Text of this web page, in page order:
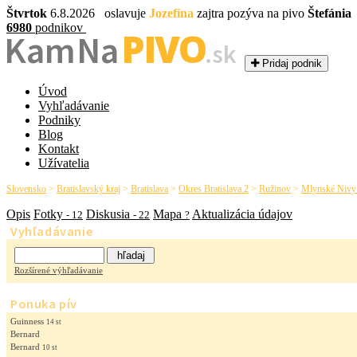
Štvrtok 6.8.2026 oslavuje Jozefína zajtra pozýva na pivo Štefánia
6980 podnikov
Kam NaPIVO.sk Pridaj podnik
Úvod
Vyhľadávanie
Podniky
Blog
Kontakt
Užívatelia
Slovensko > Bratislavský kraj > Bratislava > Okres Bratislava 2 > Ružinov > Mlynské Nivy
Opis Fotky - 12 Diskusia - 22 Mapa ? Aktualizácia údajov
Vyhľadávanie
Rozšírené výhľadávanie
Ponuka pív
Guinness 14 st
Bernard
Bernard 10 st